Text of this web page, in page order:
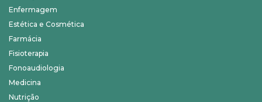
Enfermagem
Estética e Cosmética
Farmácia
Fisioterapia
Fonoaudiologia
Medicina
Nutrição